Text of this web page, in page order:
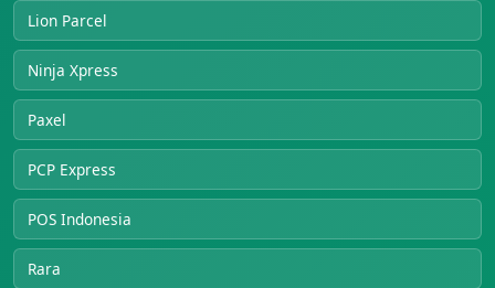
Lion Parcel
Ninja Xpress
Paxel
PCP Express
POS Indonesia
Rara